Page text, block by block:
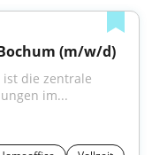
(m/w/d)
ist die zentrale
im...